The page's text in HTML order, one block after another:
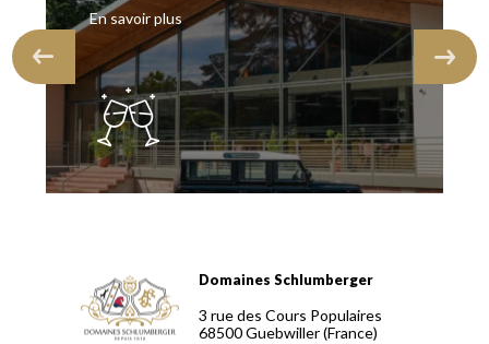
En savoir plus
Domaines Schlumberger Vignerons 100% récoltants
Domaines Schlumberger
3 rue des Cours Populaires
68500Guebwiller(France)